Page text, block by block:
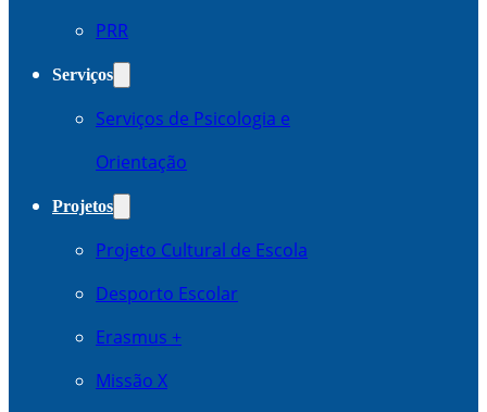
PRR
Serviços
Serviços de Psicologia e
Orientação
Projetos
Projeto Cultural de Escola
Desporto Escolar
Erasmus +
Missão X